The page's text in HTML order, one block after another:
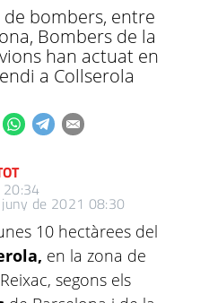
bombers, entre
Bombers de la
han actuat en
a Collserola
de 2021 08:30
10 hectàrees del
en la zona de
segons els